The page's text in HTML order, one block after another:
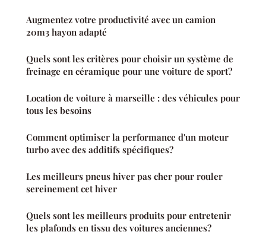
Augmentez votre productivité avec un camion
20m3 hayon adapté
Quels sont les critères pour choisir un système de
freinage en céramique pour une voiture de sport?
Location de voiture à marseille : des véhicules pour
tous les besoins
Comment optimiser la performance d'un moteur
turbo avec des additifs spécifiques?
Les meilleurs pneus hiver pas cher pour rouler
sereinement cet hiver
Quels sont les meilleurs produits pour entretenir
les plafonds en tissu des voitures anciennes?